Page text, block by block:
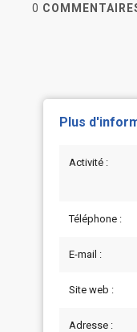
0
Plus
Activité :
Téléphone :
E-mail :
Site web :
Adresse :